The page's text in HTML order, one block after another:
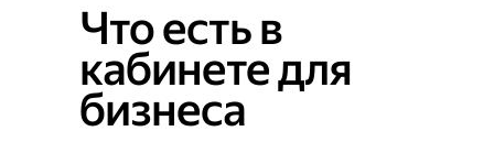
Что есть в
кабинете для
бизнеса